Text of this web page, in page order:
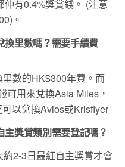
仲有0.4%獎賞錢。 (注意
。
換里數嗎？需要手續費
數的HK$300年費。而
可用來兌換Asia Miles，
可以兌換Avios或Krisflyer
獎賞類別需要登記嗎？
2-3日最紅自主獎賞才會